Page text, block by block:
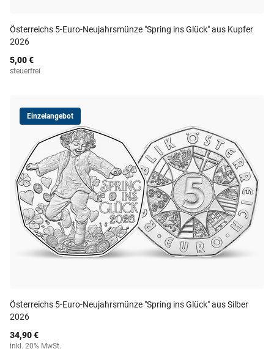
Österreichs 5-Euro-Neujahrsmünze "Spring ins Glück" aus Kupfer
2026
5,00 €
steuerfrei
Einzelangebot
Österreichs 5-Euro-Neujahrsmünze "Spring ins Glück" aus Silber
2026
34,90 €
inkl. 20% MwSt.